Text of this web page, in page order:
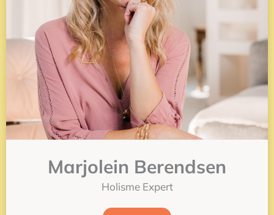
Marjolein Berendsen
Holisme Expert